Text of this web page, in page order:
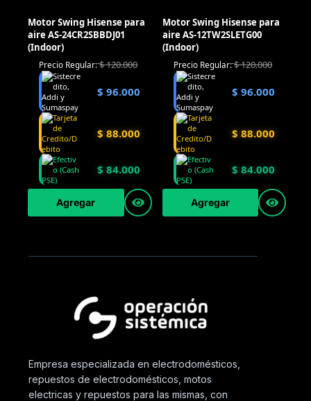
Motor Swing Hisense para
aire AS-24CR2SBBDJ01
(Indoor)
Precio Regular:$120.000
$ 96.000
$ 88.000
$ 84.000
Agregar
Motor Swing Hisense para
aire AS-12TW2SLETG00
(Indoor)
Precio Regular:$120.000
$ 96.000
$ 88.000
$ 84.000
Agregar
Empresa especializada en electrodomésticos,
repuestos de electrodomésticos, motos
electricas y repuestos para las mismas, con